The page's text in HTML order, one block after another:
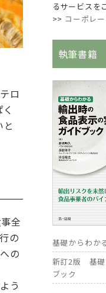
ロ
全
の
の
う
るサービスを
>> コーポレ
執筆書籍
基礎からわか
新訂2版 基礎
ブック